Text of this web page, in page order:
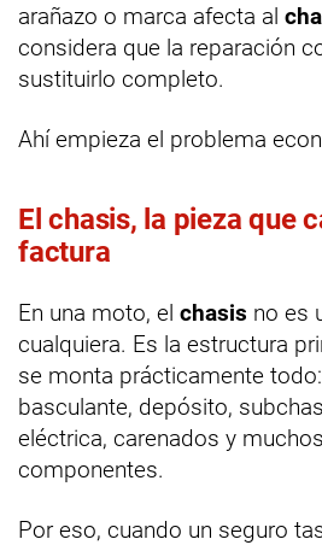
arañazo o marca afecta al
considera que la reparación
sustituirlo completo.
Ahí empieza el problema
El chasis, la pieza que
factura
En una moto, el chasis no es
cualquiera. Es la estructura
se monta prácticamente
basculante, depósito,
eléctrica, carenados y
componentes.
Por eso, cuando un seguro